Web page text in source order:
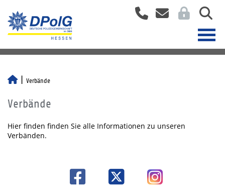
Verbände
Verbände
Hier finden finden Sie alle Informationen zu unseren
Verbänden.